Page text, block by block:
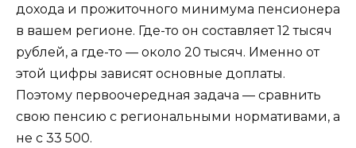
дохода и прожиточного минимума пенсионера
в вашем регионе. Где-то он составляет 12 тысяч
рублей, а где-то — около 20 тысяч. Именно от
этой цифры зависят основные доплаты.
Поэтому первоочередная задача — сравнить
свою пенсию с региональными нормативами, а
не с 33 500.